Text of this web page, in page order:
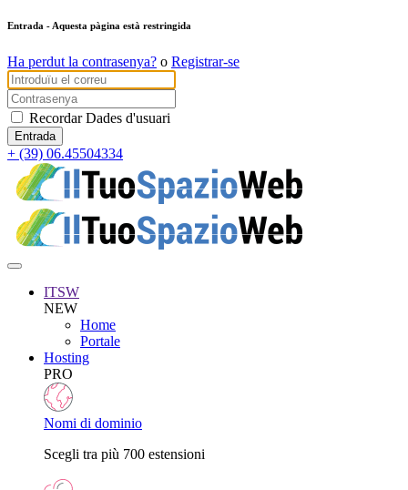
Entrada - Aquesta pàgina està restringida
Ha perdut la contrasenya? o Registrar-se
Recordar Dades d'usuari
+ (39) 06.45504334
ITSW
NEW
Home
Portale
Hosting
PRO
Nomi di dominio
Scegli tra più 700 estensioni